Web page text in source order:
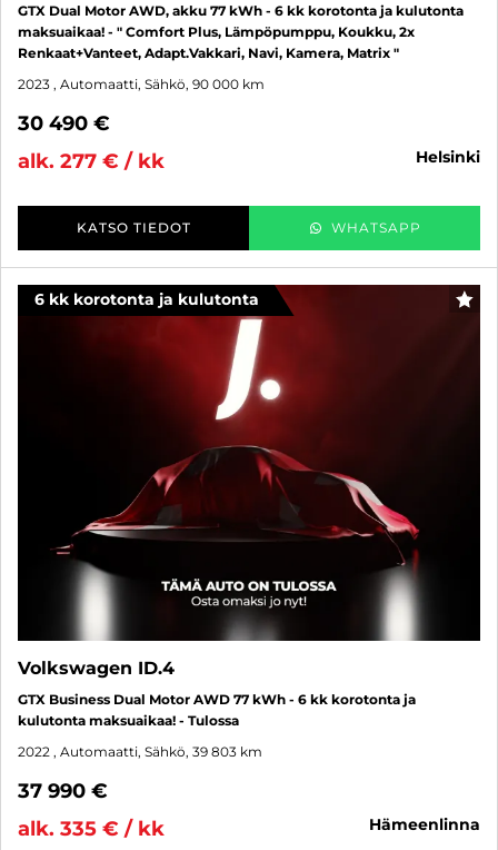
GTX Dual Motor AWD, akku 77 kWh - 6 kk korotonta ja kulutonta
maksuaikaa! - " Comfort Plus, Lämpöpumppu, Koukku, 2x
Renkaat+Vanteet, Adapt.Vakkari, Navi, Kamera, Matrix "
2023 , Automaatti, Sähkö, 90 000 km
30 490 €
alk. 277 € / kk
helsinki
KATSO TIEDOT WHATSAPP
6 kk korotonta ja kulutonta
Volkswagen ID.4
GTX Business Dual Motor AWD 77 kWh - 6 kk korotonta ja
kulutonta maksuaikaa! - Tulossa
2022 , Automaatti, Sähkö, 39 803 km
37 990 €
alk. 335 € / kk
hämeenlinna